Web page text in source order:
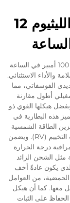
بطارية فوسفات الحديد الليثيوم 12
تمثل بطارية الليثيوم الحديدي الفوسفاتية 12 فولت 100 أمبير في الساعة
والأداء الاستثنائي.
الفوسفاتي، مما
أطول مقارنة
هيكلها القوي ذو
الساعة، تتميز هذه البطارية في
الطاقة الشمسية
السكنية وصولاً إلى أنظمة الطاقة البحرية وشاحنات التخييم (RV). ويضمن
درجة الحرارة
مثل الشحن الزائد
يكون عادةً أخف
الحمضية، من العوامل
معها. كما أن هيكل
على الثبات